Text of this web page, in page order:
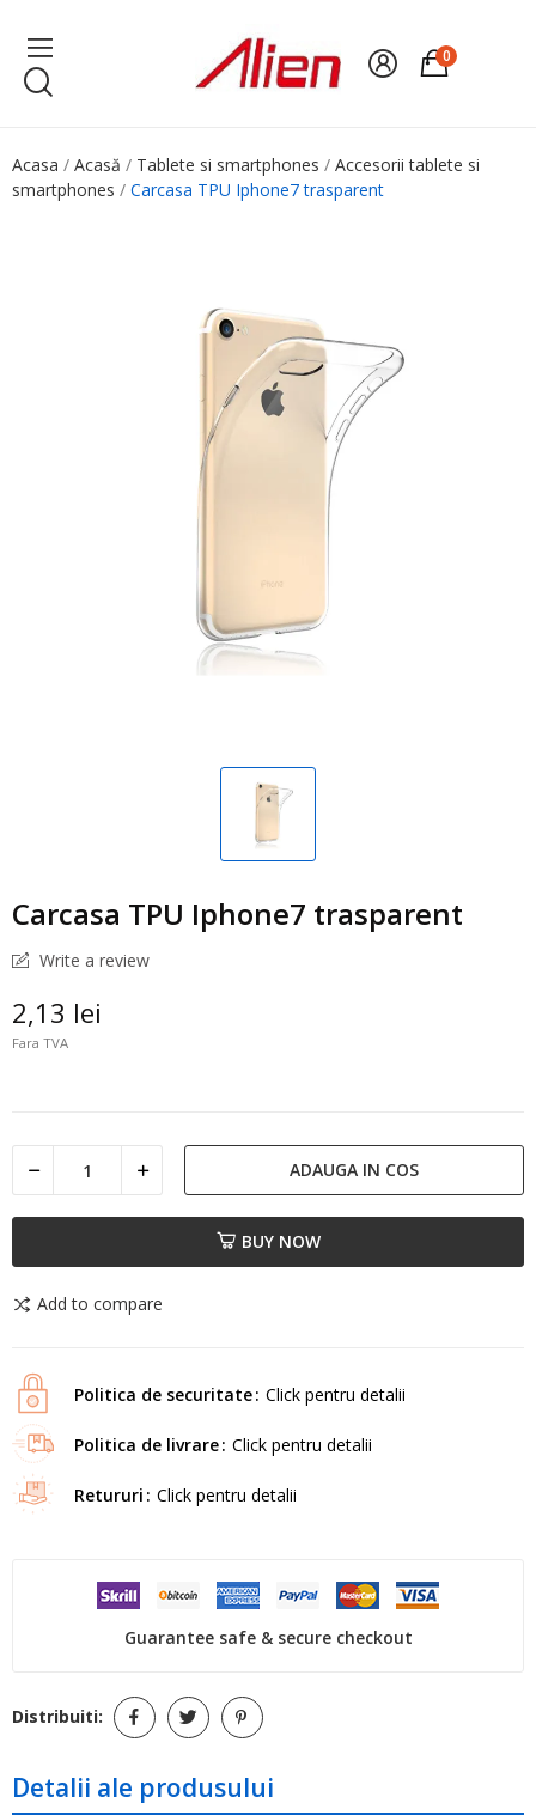
0
Acasa Acasă Tablete si smartphones
Accesorii tablete si
smartphones
Carcasa TPU Iphone7 trasparent
Carcasa TPU Iphone7 trasparent
Write a review
2,13 lei
Fara TVA
ADAUGA IN COS
BUY NOW
Add to compare
Politica de securitate Click pentru detalii
Politica de livrare Click pentru detalii
Retururi Click pentru detalii
Guarantee safe & secure checkout
Distribuiti:
Detalii ale produsului